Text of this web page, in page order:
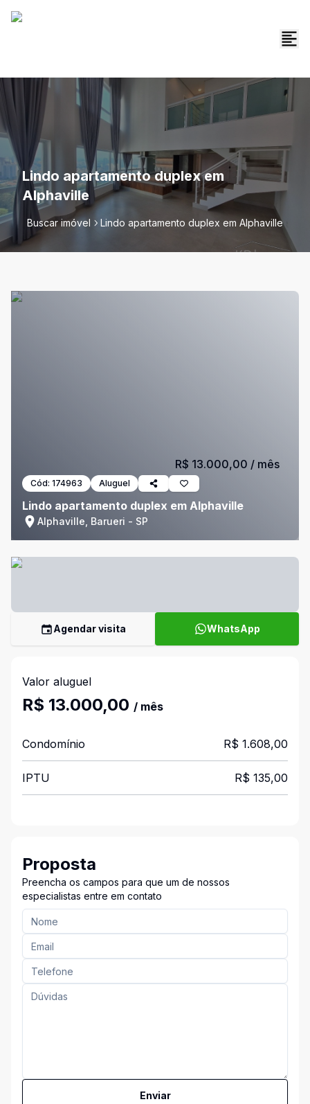
Lindo apartamento duplex em
Alphaville
Buscar imóvel Lindo apartamento duplex em Alphaville
Cód: 174963 Aluguel
Lindo apartamento duplex em Alphaville
Alphaville, Barueri - SP
R$ 13.000,00 / mês
Agendar visita WhatsApp
Valor aluguel
R$ 13.000,00 / mês
Condomínio R$ 1.608,00
IPTU R$ 135,00
Proposta
Preencha os campos para que um de nossos
especialistas entre em contato
Enviar